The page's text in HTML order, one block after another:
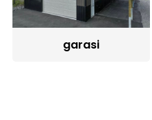
garasi